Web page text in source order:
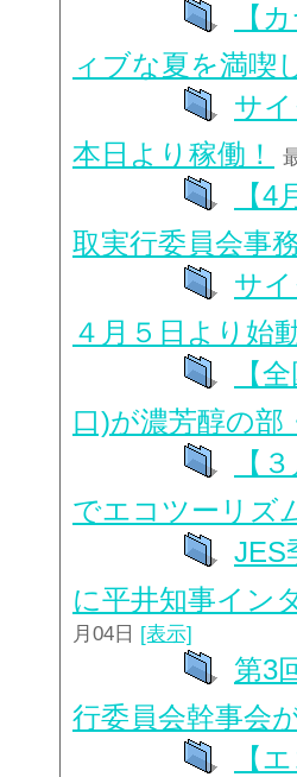
【
ィブな夏を満喫
サ
本日より稼働！
【
取実行委員会事
サ
４月５日より始
【
口)が濃芳醇の部
【
でエコツーリズ
JES
に平井知事イン
月04日 [表示]
第3
行委員会幹事会
【